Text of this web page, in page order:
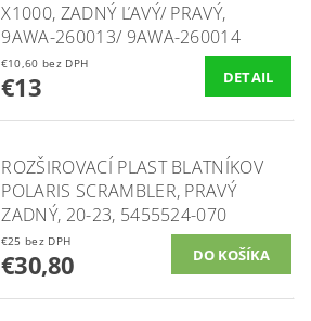
X1000, ZADNÝ ĽAVÝ/ PRAVÝ,
9AWA-260013/ 9AWA-260014
€10,60 bez DPH
€13 DETAIL
ROZŠIROVACÍ PLAST BLATNÍKOV
POLARIS SCRAMBLER, PRAVÝ
ZADNÝ, 20-23, 5455524-070
€25 bez DPH
€30,80